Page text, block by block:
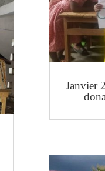
Janvier